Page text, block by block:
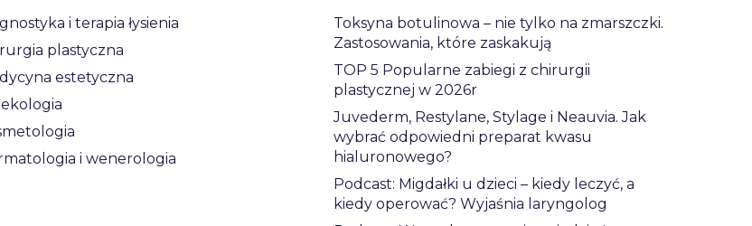
i terapia łysienia
plastyczna
estetyczna
i wenerologia
Toksyna botulinowa – nie tylko na zmarszczki.
Zastosowania, które zaskakują
TOP 5 Popularne zabiegi z chirurgii
plastycznej w 2026r
Juvederm, Restylane, Stylage i Neauvia. Jak
wybrać odpowiedni preparat kwasu
hialuronowego?
Podcast: Migdałki u dzieci – kiedy leczyć, a
kiedy operować? Wyjaśnia laryngolog